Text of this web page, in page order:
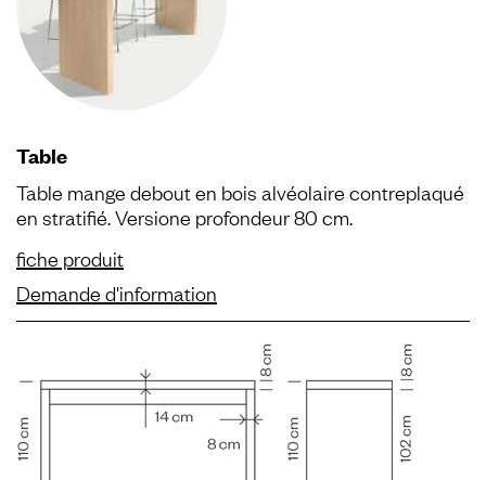
Table
Table mange debout en bois alvéolaire contreplaqué
en stratifié. Versione profondeur 80 cm.
fiche produit
Demande d'information